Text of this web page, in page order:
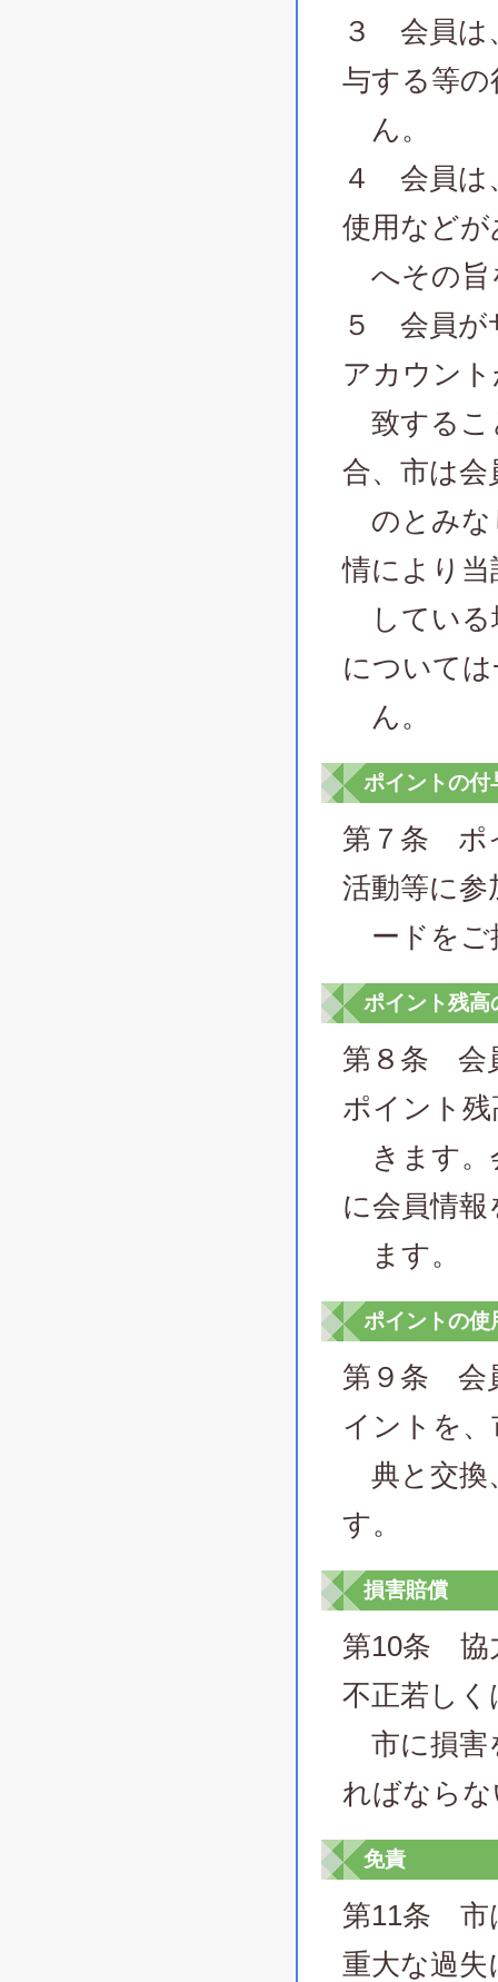
３ 会員は
与する等
ん。
４ 会員は
使用など
へその旨
５ 会員が
アカウン
致するこ
合、市は
のとみな
情により当
している
について
ん。
ポイントの付
第７条 ポ
活動等に
ードをご
ポイント残高
第８条 会
ポイント
きます。
に会員情
ます。
ポイントの使
第９条 会
イントを
典と交換
す。
損害賠償
第10条 協
不正若し
市に損害
ればなら
免責
第11条 市
重大な過